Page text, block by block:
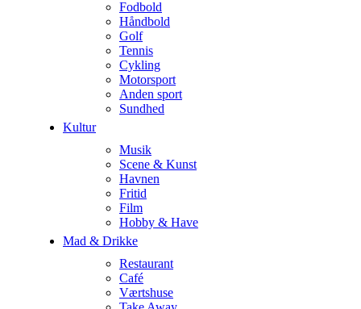
Fodbold
Håndbold
Golf
Tennis
Cykling
Motorsport
Anden sport
Sundhed
Kultur
Musik
Scene & Kunst
Havnen
Fritid
Film
Hobby & Have
Mad & Drikke
Restaurant
Café
Værtshuse